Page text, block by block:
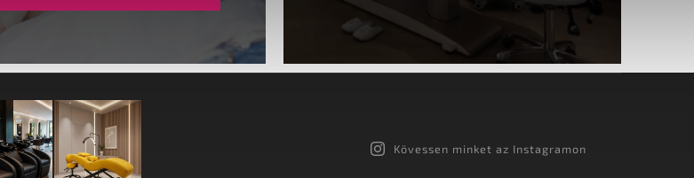
Kövessen minket az Instagramon